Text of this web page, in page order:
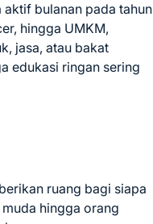
bulanan pada tahun
hingga UMKM,
jasa, atau bakat
edukasi ringan sering
ruang bagi siapa
hingga orang